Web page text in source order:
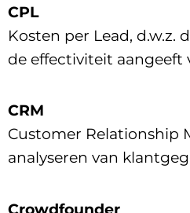
CPL
Kosten per Lead, d.w.z.
de effectiviteit aangeeft
CRM
Customer Relationship
analyseren van
Crowdfounder